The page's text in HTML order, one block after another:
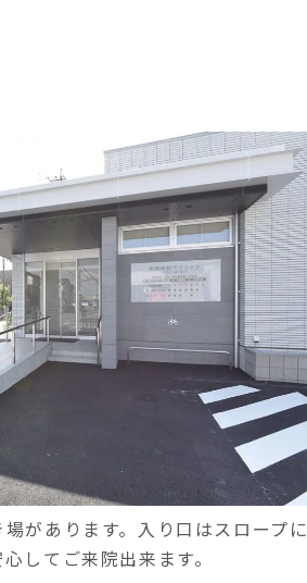
があります。入り口はスロープに
してご来院出来ます。